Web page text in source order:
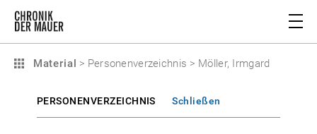
Material > Personenverzeichnis > Möller, Irmgard
PERSONENVERZEICHNIS Schließen